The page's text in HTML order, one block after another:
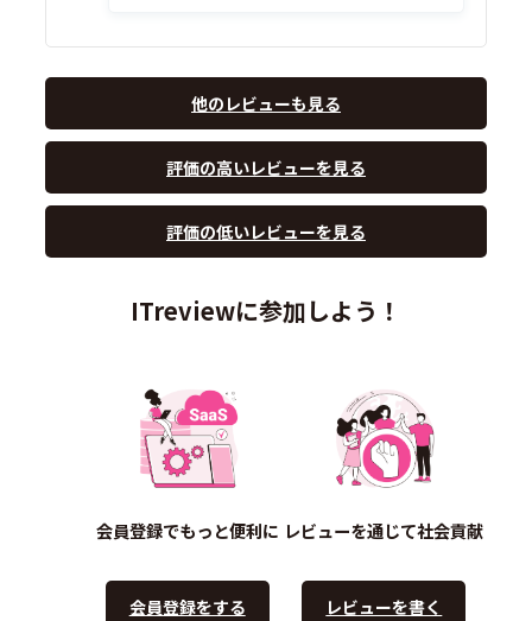
他のレビューも見る
評価の高いレビューを見る
評価の低いレビューを見る
ITreviewに参加しよう！
会員登録でもっと便利に
会員登録をする
レビューを通じて社会貢献
レビューを書く